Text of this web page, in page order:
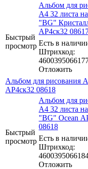
Быстрый
просмотр
Альбом для
А4 32 листа
"BG"
АР4ск32
Есть в
Штрихкод:
Отложить
Альбом для рисования
АР4ск32 08618
Быстрый
просмотр
Альбом для
А4 32 листа
"BG" Ocean
08618
Есть в
Штрихкод:
Отложить